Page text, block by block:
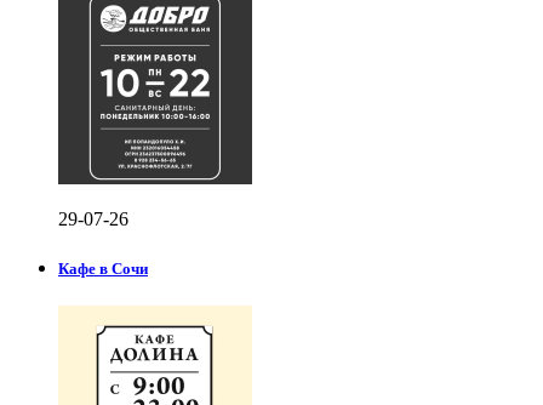
29-07-26
Кафе в Сочи